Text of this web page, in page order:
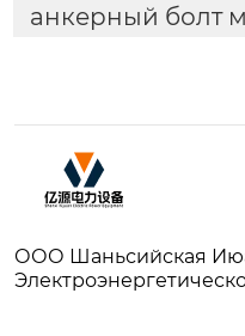
анкерный болт
ООО Шаньсийская